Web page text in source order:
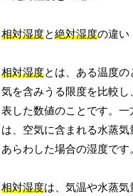
相対湿度と絶対湿度の違い
相対湿度とは、ある温度
気を含みうる限度を比較
表した数値のことです。一
は、空気に含まれる水蒸
あらわした場合の湿度です
相対湿度は、気温や水蒸